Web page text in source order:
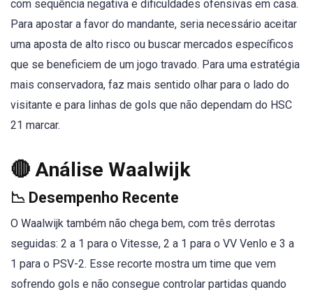
com sequência negativa e dificuldades ofensivas em casa.
Para apostar a favor do mandante, seria necessário aceitar
uma aposta de alto risco ou buscar mercados específicos
que se beneficiem de um jogo travado. Para uma estratégia
mais conservadora, faz mais sentido olhar para o lado do
visitante e para linhas de gols que não dependam do HSC
21 marcar.
🔴 Análise Waalwijk
📉 Desempenho Recente
O Waalwijk também não chega bem, com três derrotas
seguidas: 2 a 1 para o Vitesse, 2 a 1 para o VV Venlo e 3 a
1 para o PSV-2. Esse recorte mostra um time que vem
sofrendo gols e não consegue controlar partidas quando